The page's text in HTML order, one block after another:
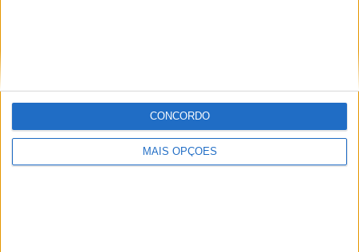
MAIS OPÇÕES
CONCORDO
Ficha técnica
Estatuto editorial
Política de privacidade
Termos e condições
Informação Legal